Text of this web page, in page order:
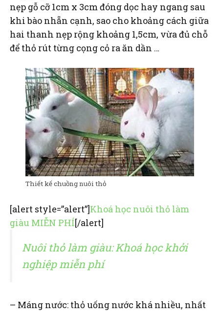
nẹp gỗ cỡ 1cm x 3cm đóng dọc hay ngang sau
khi bào nhẵn cạnh, sao cho khoảng cách giữa
hai thanh nẹp rộng khoảng 1,5cm, vừa đủ chỗ
để thỏ rút từng cọng cỏ ra ăn dần …
Thiết kế chuồng nuôi thỏ
[alert style=”alert”]Khoá học nuôi thỏ làm
giàu MIỄN PHÍ[/alert]
Nuôi thỏ làm giàu: Khoá học khởi
nghiệp miễn phí
– Máng nước: thỏ uống nước khá nhiều, nhất